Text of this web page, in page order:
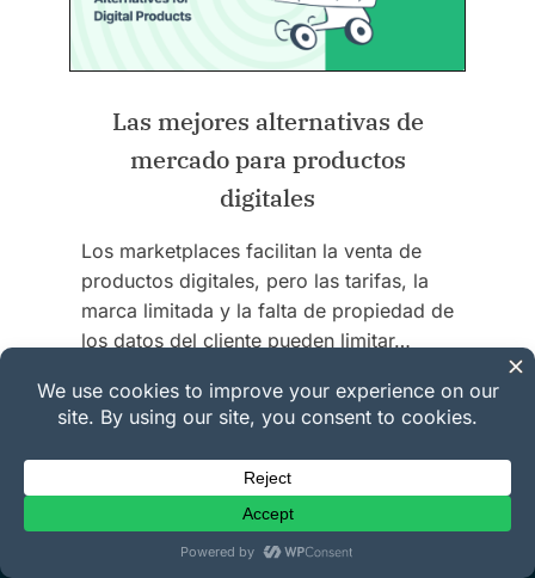
Las mejores alternativas de
mercado para productos
digitales
Los marketplaces facilitan la venta de
productos digitales, pero las tarifas, la
marca limitada y la falta de propiedad de
los datos del cliente pueden limitar…